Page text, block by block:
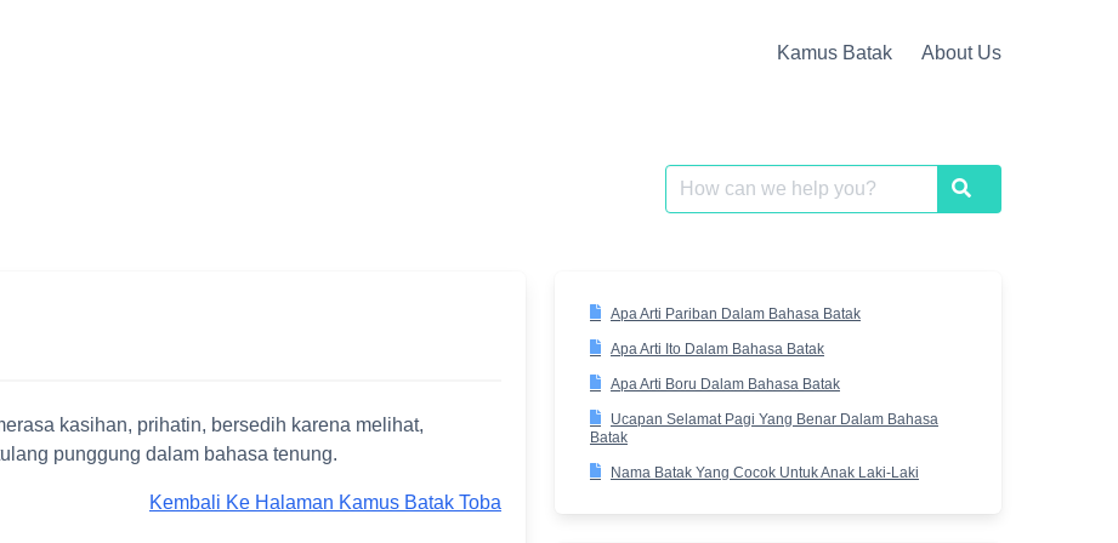
Kamus Batak About Us
Search
for:
Search
Apa Arti Pariban Dalam Bahasa Batak
Apa Arti Ito Dalam Bahasa Batak
Apa Arti Boru Dalam Bahasa Batak
Ucapan Selamat Pagi Yang Benar Dalam Bahasa
Batak
Nama Batak Yang Cocok Untuk Anak Laki-Laki
kasihan, prihatin, bersedih karena melihat,
punggung dalam bahasa tenung.
Kembali Ke Halaman Kamus Batak Toba